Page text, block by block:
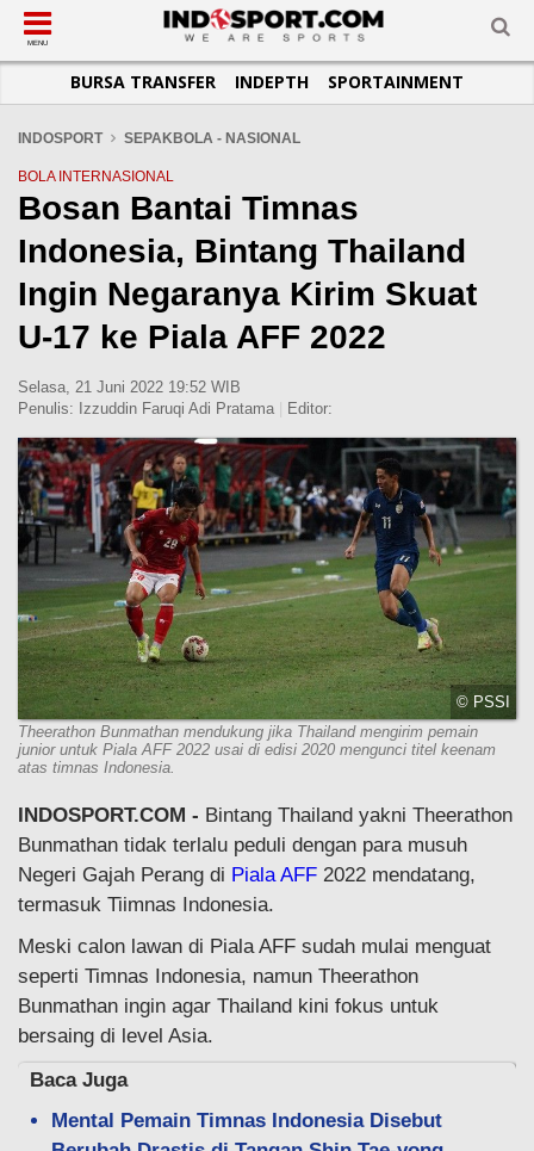
SUB-MENU
SEPAKBOLA
LIGA INGGRIS
LIGA ITALIA
LIGA SPANYOL
LIGA CHAMPIONS
LIGA PRANCIS
LIGA EUROPA
SUB-MENU
SPORTAINMENT
SUB-MENU
OTOMOTIF
OTOMANIA
SUB-MENU
BASKET
FUTSAL
OLIMPIK
E-SPORT
SUB-MENU
JADWAL
SUB-MENU
TOPIK HARI INI
INFOGRAFIS
GALERI FOTO
TEMPAT OLAHRAGA
PASUKAN SEHAT
MENU
BURSA TRANSFER INDEPTH SPORTAINMENT
INDOSPORT SEPAKBOLA - NASIONAL
BOLA INTERNASIONAL
Bosan Bantai Timnas
Indonesia, Bintang Thailand
Ingin Negaranya Kirim Skuat
U-17 ke Piala AFF 2022
Selasa, 21 Juni 2022 19:52 WIB
Penulis: Izzuddin Faruqi Adi Pratama Editor:
© PSSI
Theerathon Bunmathan mendukung jika Thailand mengirim pemain
junior untuk Piala AFF 2022 usai di edisi 2020 mengunci titel keenam
atas timnas Indonesia.
INDOSPORT.COM - Bintang Thailand yakni Theerathon
Bunmathan tidak terlalu peduli dengan para musuh
Negeri Gajah Perang di Piala AFF 2022 mendatang,
termasuk Tiimnas Indonesia.
Meski calon lawan di Piala AFF sudah mulai menguat
seperti Timnas Indonesia, namun Theerathon
Bunmathan ingin agar Thailand kini fokus untuk
bersaing di level Asia.
Baca Juga
Mental Pemain Timnas Indonesia Disebut